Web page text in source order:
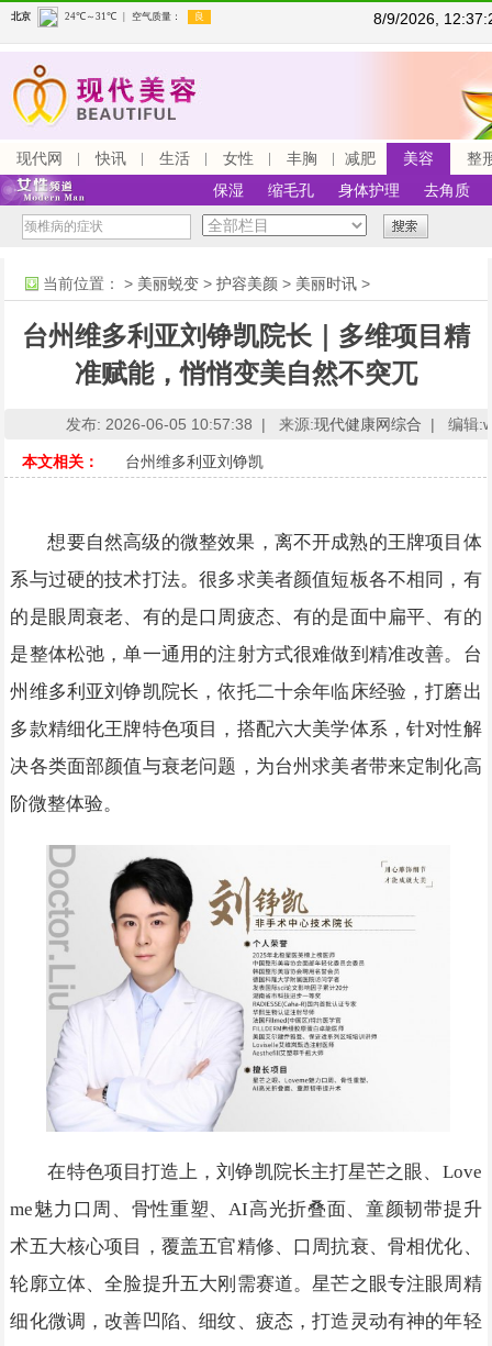
8/9/2026,
现代网 快讯 生活 女性 丰胸 减肥 美容
整
保湿
缩毛孔 身体护理 去角质
当前位置： > 美丽蜕变 >护容美颜 > 美丽时讯 >
台州维多利亚刘铮凯院长｜多维项目精
准赋能，悄悄变美自然不突兀
发布: 2026-06-05 10:57:38 | 来源:现代健康网综合 | 编辑
本文相关： 台州维多利亚刘铮凯
想要自然高级的微整效果，离不开成熟的王牌项目体
系与过硬的技术打法。很多求美者颜值短板各不相同，有
的是眼周衰老、有的是口周疲态、有的是面中扁平、有的
是整体松弛，单一通用的注射方式很难做到精准改善。台
州维多利亚刘铮凯院长，依托二十余年临床经验，打磨出
多款精细化王牌特色项目，搭配六大美学体系，针对性解
决各类面部颜值与衰老问题，为台州求美者带来定制化高
阶微整体验。
在特色项目打造上，刘铮凯院长主打星芒之眼、Love
me魅力口周、骨性重塑、AI高光折叠面、童颜韧带提升
术五大核心项目，覆盖五官精修、口周抗衰、骨相优化、
轮廓立体、全脸提升五大刚需赛道。星芒之眼专注眼周精
细化微调，改善凹陷、细纹、疲态，打造灵动有神的年轻